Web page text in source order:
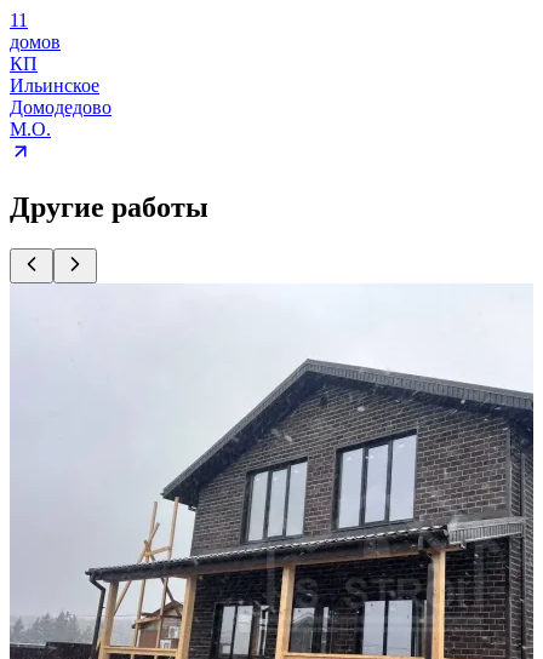
11
домов
КП
Ильинское
Домодедово
М.О.
Другие работы